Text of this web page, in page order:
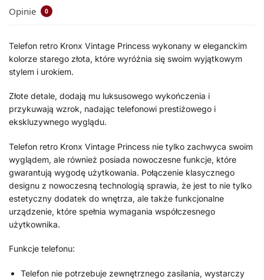
Opinie 0
Telefon retro Kronx Vintage Princess wykonany w eleganckim
kolorze starego złota, które wyróżnia się swoim wyjątkowym
stylem i urokiem.
Złote detale, dodają mu luksusowego wykończenia i
przykuwają wzrok, nadając telefonowi prestiżowego i
ekskluzywnego wyglądu.
Telefon retro Kronx Vintage Princess nie tylko zachwyca swoim
wyglądem, ale również posiada nowoczesne funkcje, które
gwarantują wygodę użytkowania. Połączenie klasycznego
designu z nowoczesną technologią sprawia, że jest to nie tylko
estetyczny dodatek do wnętrza, ale także funkcjonalne
urządzenie, które spełnia wymagania współczesnego
użytkownika.
Funkcje telefonu:
Telefon nie potrzebuje zewnętrznego zasilania, wystarczy